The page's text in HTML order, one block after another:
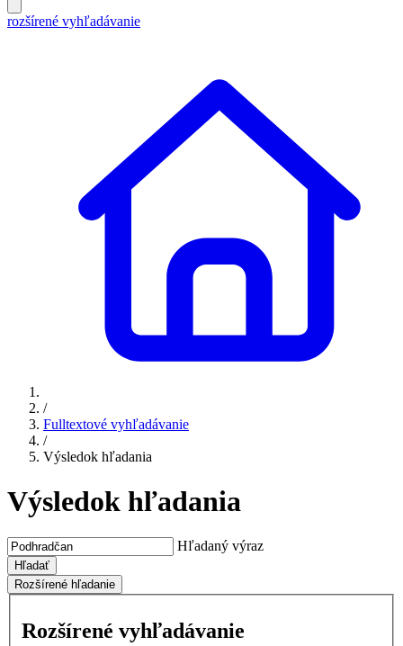
rozšírené vyhľadávanie
/
Fulltextové vyhľadávanie
/
Výsledok hľadania
Výsledok hľadania
Hľadaný výraz
Hľadať
Rozšírené hľadanie
Rozšírené vyhľadávanie